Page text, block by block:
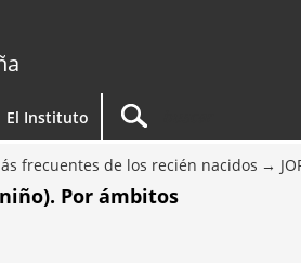
El Instituto
frecuentes de los recién nacidos
Por ámbitos